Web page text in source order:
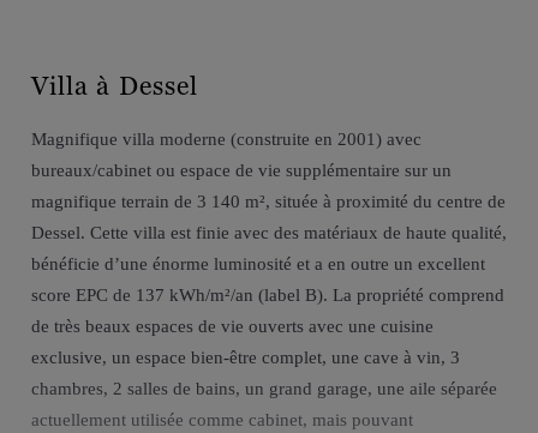
Villa à Dessel
Magnifique villa moderne (construite en 2001) avec
bureaux/cabinet ou espace de vie supplémentaire sur un
magnifique terrain de 3 140 m², située à proximité du centre de
Dessel. Cette villa est finie avec des matériaux de haute qualité,
bénéficie d’une énorme luminosité et a en outre un excellent
score EPC de 137 kWh/m²/an (label B). La propriété comprend
de très beaux espaces de vie ouverts avec une cuisine
exclusive, un espace bien-être complet, une cave à vin, 3
chambres, 2 salles de bains, un grand garage, une aile séparée
actuellement utilisée comme cabinet, mais pouvant